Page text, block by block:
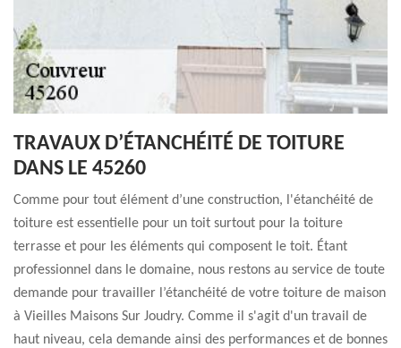
TRAVAUX D’ÉTANCHÉITÉ DE TOITURE
DANS LE 45260
Comme pour tout élément d’une construction, l'étanchéité de
toiture est essentielle pour un toit surtout pour la toiture
terrasse et pour les éléments qui composent le toit. Étant
professionnel dans le domaine, nous restons au service de toute
demande pour travailler l’étanchéité de votre toiture de maison
à Vieilles Maisons Sur Joudry. Comme il s'agit d'un travail de
haut niveau, cela demande ainsi des performances et de bonnes